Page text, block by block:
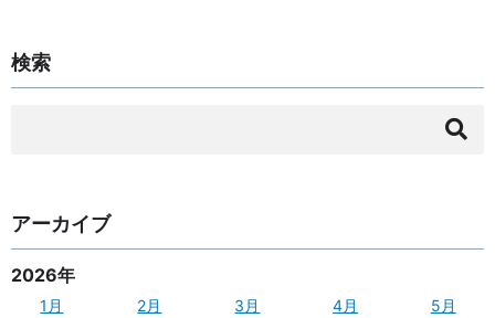
検索
アーカイブ
2026年
1月 2月 3月 4月
5月